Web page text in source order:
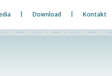
Download Kontakt